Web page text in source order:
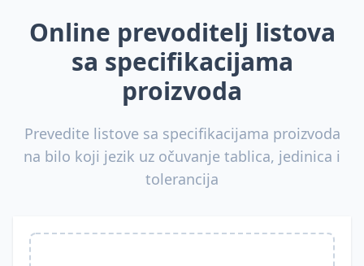
Online prevoditelj listova
sa specifikacijama
proizvoda
Prevedite listove sa specifikacijama proizvoda
na bilo koji jezik uz očuvanje tablica, jedinica i
tolerancija